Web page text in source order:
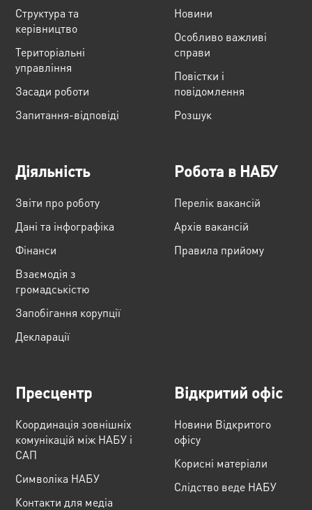
Структура та
керівництво
Територіальні
управління
Засади роботи
Запитання-відповіді
Новини
Особливо важливі
справи
Повістки і
повідомлення
Розшук
Діяльність
Звіти про роботу
Дані та інфографіка
Фінанси
Взаємодія з
громадськістю
Запобігання корупції
Декларації
Робота в НАБУ
Перелік вакансій
Архів вакансій
Правила прийому
Пресцентр
Координація зовнішніх
комунікацій між НАБУ і
САП
Cимволіка НАБУ
Контакти для медіа
Відкритий офіс
Новини Відкритого
офісу
Корисні матеріали
Слідство веде НАБУ